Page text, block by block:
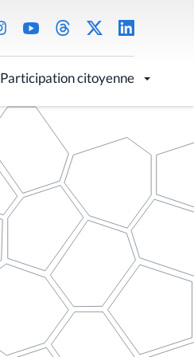
Participation citoyenne